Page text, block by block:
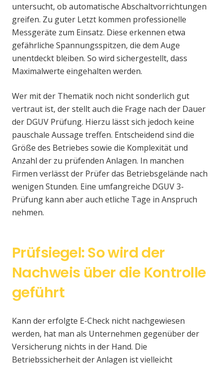
untersucht, ob automatische Abschaltvorrichtungen
greifen. Zu guter Letzt kommen professionelle
Messgeräte zum Einsatz. Diese erkennen etwa
gefährliche Spannungsspitzen, die dem Auge
unentdeckt bleiben. So wird sichergestellt, dass
Maximalwerte eingehalten werden.
Wer mit der Thematik noch nicht sonderlich gut
vertraut ist, der stellt auch die Frage nach der Dauer
der DGUV Prüfung. Hierzu lässt sich jedoch keine
pauschale Aussage treffen. Entscheidend sind die
Größe des Betriebes sowie die Komplexität und
Anzahl der zu prüfenden Anlagen. In manchen
Firmen verlässt der Prüfer das Betriebsgelände nach
wenigen Stunden. Eine umfangreiche DGUV 3-
Prüfung kann aber auch etliche Tage in Anspruch
nehmen.
Prüfsiegel: So wird der
Nachweis über die Kontrolle
geführt
Kann der erfolgte E-Check nicht nachgewiesen
werden, hat man als Unternehmen gegenüber der
Versicherung nichts in der Hand. Die
Betriebssicherheit der Anlagen ist vielleicht